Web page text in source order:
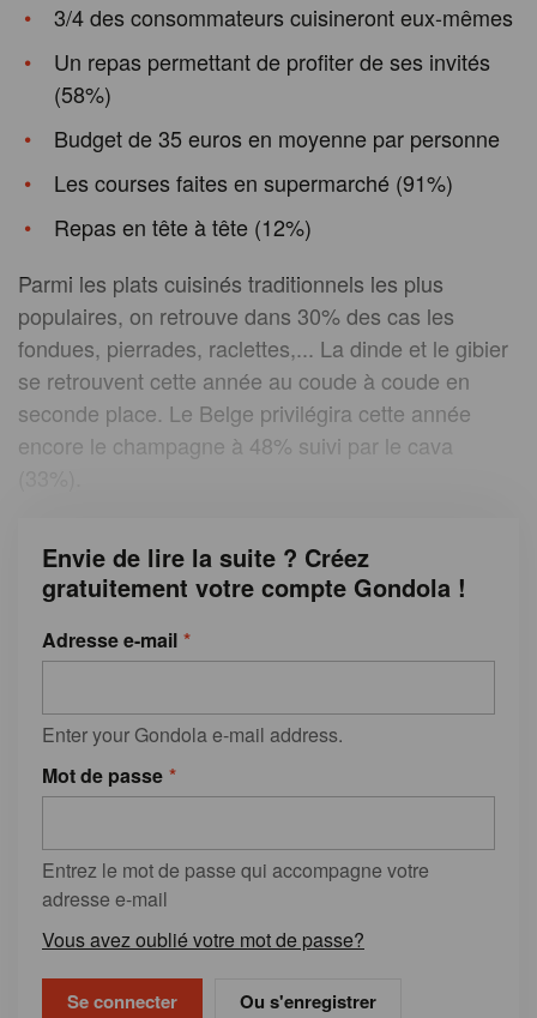
3/4 des consommateurs cuisineront eux-mêmes
Un repas permettant de profiter de ses invités
(58%)
Budget de 35 euros en moyenne par personne
Les courses faites en supermarché (91%)
Repas en tête à tête (12%)
Parmi les plats cuisinés traditionnels les plus
populaires, on retrouve dans 30% des cas les
fondues, pierrades, raclettes,... La dinde et le gibier
se retrouvent cette année au coude à coude en
seconde place. Le Belge privilégira cette année
encore le champagne à 48% suivi par le cava
Envie de lire la suite ? Créez
gratuitement votre compte Gondola !
Adresse e-mail
Enter your Gondola e-mail address.
Mot de passe
Entrez le mot de passe qui accompagne votre
adresse e-mail
Vous avez oublié votre mot de passe?
Ou s'enregistrer